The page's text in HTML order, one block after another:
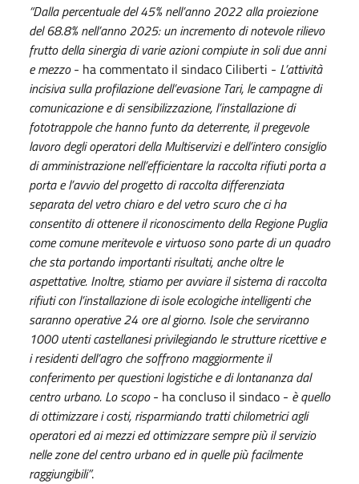
“Dalla percentuale del 45% nell’anno 2022 alla proiezione
del 68.8% nell’anno 2025: un incremento di notevole rilievo
frutto della sinergia di varie azioni compiute in soli due anni
e mezzo- ha commentato il sindaco Ciliberti - L’attività
incisiva sulla profilazione dell’evasione Tari, le campagne di
comunicazione e di sensibilizzazione, l’installazione di
fototrappole che hanno funto da deterrente, il pregevole
lavoro degli operatori della Multiservizi e dell’intero consiglio
di amministrazione nell’efficientare la raccolta rifiuti porta a
porta e l’avvio del progetto di raccolta differenziata
separata del vetro chiaro e del vetro scuro che ci ha
consentito di ottenere il riconoscimento della Regione Puglia
come comune meritevole e virtuoso sono parte di un quadro
che sta portando importanti risultati, anche oltre le
aspettative. Inoltre, stiamo per avviare il sistema di raccolta
rifiuti con l’installazione di isole ecologiche intelligenti che
saranno operative 24 ore al giorno. Isole che serviranno
1000 utenti castellanesi privilegiando le strutture ricettive e
i residenti dell’agro che soffrono maggiormente il
conferimento per questioni logistiche e di lontananza dal
centro urbano. Lo scopo- ha concluso il sindaco - è quello
di ottimizzare i costi, risparmiando tratti chilometrici agli
operatori ed ai mezzi ed ottimizzare sempre più il servizio
nelle zone del centro urbano ed in quelle più facilmente
raggiungibili”.